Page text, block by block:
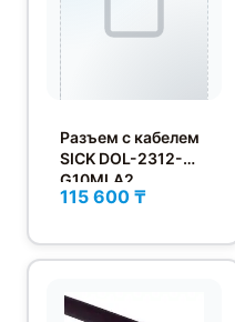
Разъем с кабелем
SICK DOL-2312-
G10MLA2
115 600 ₸